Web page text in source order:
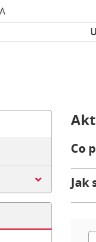
tleczcionka
Anajwiększa czcionka
Co
Jak